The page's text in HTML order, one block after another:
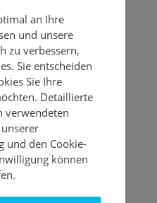
an Ihre
und unsere
zu verbessern,
Sie entscheiden
Sie Ihre
Detaillierte
verwendeten
und den Cookie-
können